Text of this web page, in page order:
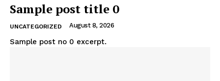
Sample post title 0
UNCATEGORIZED August 8, 2026
Sample post no 0 excerpt.